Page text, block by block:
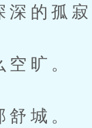
的孤寂
旷。
城。